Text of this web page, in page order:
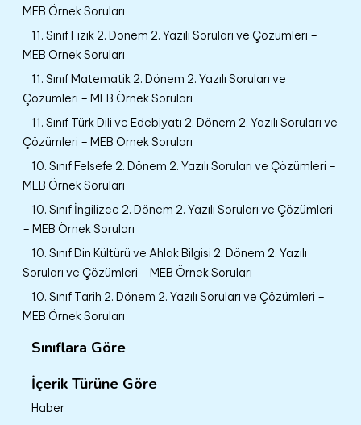
MEB Örnek Soruları
11. Sınıf Fizik 2. Dönem 2. Yazılı Soruları ve Çözümleri –
MEB Örnek Soruları
11. Sınıf Matematik 2. Dönem 2. Yazılı Soruları ve
Çözümleri – MEB Örnek Soruları
11. Sınıf Türk Dili ve Edebiyatı 2. Dönem 2. Yazılı Soruları ve
Çözümleri – MEB Örnek Soruları
10. Sınıf Felsefe 2. Dönem 2. Yazılı Soruları ve Çözümleri –
MEB Örnek Soruları
10. Sınıf İngilizce 2. Dönem 2. Yazılı Soruları ve Çözümleri
– MEB Örnek Soruları
10. Sınıf Din Kültürü ve Ahlak Bilgisi 2. Dönem 2. Yazılı
Soruları ve Çözümleri – MEB Örnek Soruları
10. Sınıf Tarih 2. Dönem 2. Yazılı Soruları ve Çözümleri –
MEB Örnek Soruları
Sınıflara Göre
İçerik Türüne Göre
Haber